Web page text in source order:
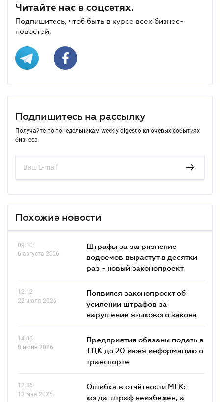
Читайте нас в соцсетях.
Подпишитесь, чтоб быть в курсе всех бизнес-
новостей.
Подпишитесь на рассылку
Получайте по понедельникам weekly-digest о ключевых событиях
бизнеса
Похожие новости
09.10
6 августа 2026
Штрафы за загрязнение
водоемов вырастут в десятки
раз - новый законопроект
12.12
22 июля 2026
Появился законопроєкт об
усилении штрафов за
нарушение языкового закона
14.06
8 июня 2026
Предприятия обязаны подать в
ТЦК до 20 июня информацию о
транспорте
12.36
13 мая 2026
Ошибка в отчётности МГК:
когда штраф неизбежен, а